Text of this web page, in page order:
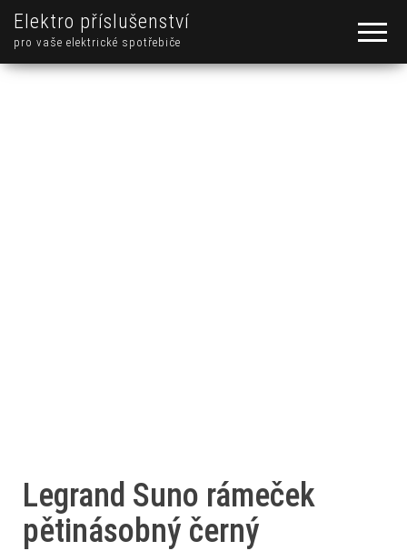
Elektro příslušenství
pro vaše elektrické spotřebiče
Legrand Suno rámeček
pětinásobný černý